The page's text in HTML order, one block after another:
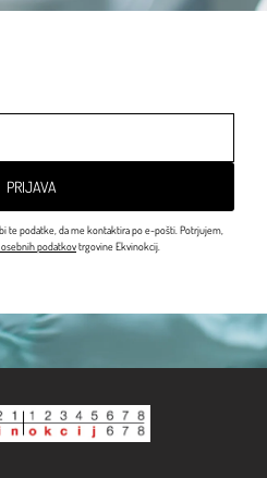
PRIJAVA
te podatke, da me kontaktira po e-pošti. Potrjujem,
podatkovtrgovine Ekvinokcij.